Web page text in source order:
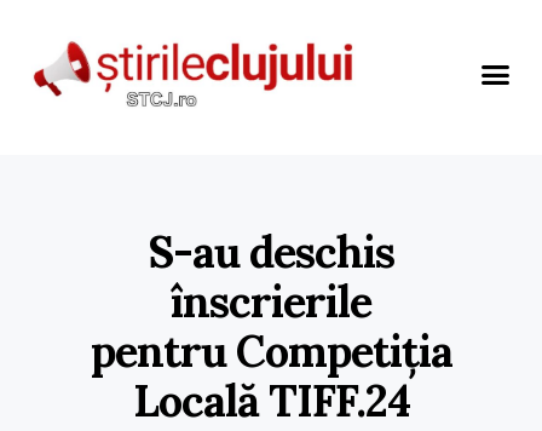
S-au deschis
înscrierile
pentru Competiția
Locală TIFF.24